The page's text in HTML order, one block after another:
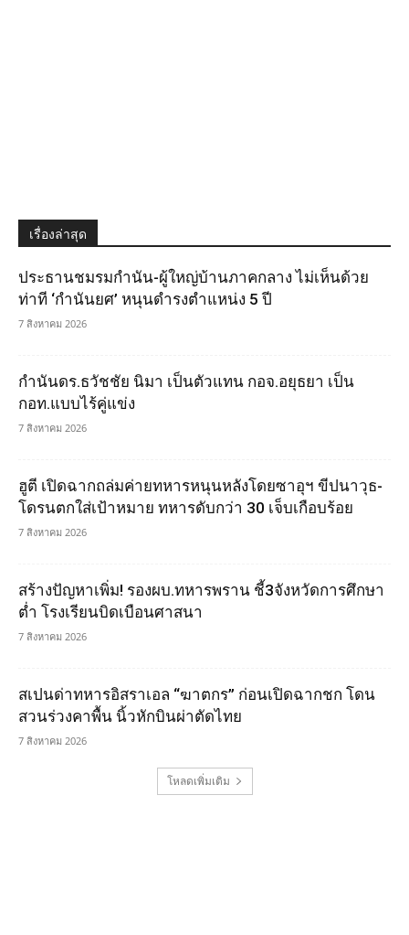
เรื่องล่าสุด
ประธานชมรมกำนัน-ผู้ใหญ่บ้านภาคกลาง ไม่เห็นด้วย
ท่าที ‘กำนันยศ’ หนุนดำรงตำแหน่ง 5 ปี
7 สิงหาคม 2026
กำนันดร.ธวัชชัย นิมา เป็นตัวแทน กอจ.อยุธยา เป็น
กอท.แบบไร้คู่แข่ง
7 สิงหาคม 2026
ฮูตี เปิดฉากถล่มค่ายทหารหนุนหลังโดยซาอุฯ ขีปนาวุธ-
โดรนตกใส่เป้าหมาย ทหารดับกว่า 30 เจ็บเกือบร้อย
7 สิงหาคม 2026
สร้างปัญหาเพิ่ม! รองผบ.ทหารพราน ชี้3จังหวัดการศึกษา
ต่ำ โรงเรียนบิดเบือนศาสนา
7 สิงหาคม 2026
สเปนด่าทหารอิสราเอล “ฆาตกร” ก่อนเปิดฉากชก โดน
สวนร่วงคาพื้น นิ้วหักบินผ่าตัดไทย
7 สิงหาคม 2026
โหลดเพิ่มเติม